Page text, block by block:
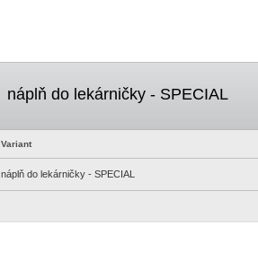
náplň do lekárničky - SPECIAL
Variant
náplň do lekárničky - SPECIAL